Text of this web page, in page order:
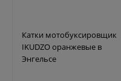
Катки мотобуксировщик
IKUDZO оранжевые в
Энгельсе